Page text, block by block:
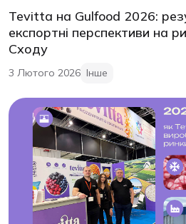
Tevitta на Gulfood 2026:
експортні перспективи на
Сходу
3 Лютого 2026 Інше